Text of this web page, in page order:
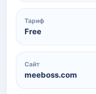
Тариф
Free
Сайт
meeboss.com